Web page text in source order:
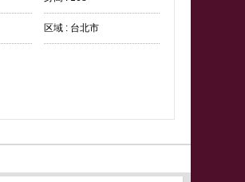
区域 : 台北市